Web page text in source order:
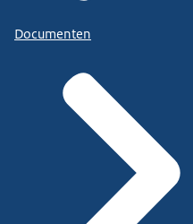
Documenten